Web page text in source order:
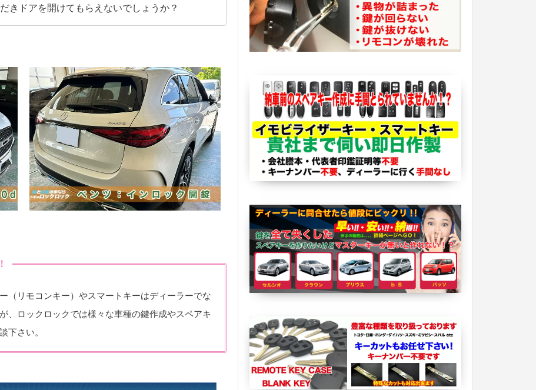
きドアを開けてもらえないでしょうか？
（リモコンキー）やスマートキーはディーラーでな
、ロックロックでは様々な車種の鍵作成やスペアキ
下さい。